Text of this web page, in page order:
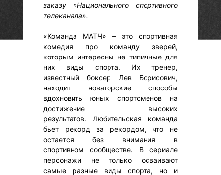
заказу «Национального спортивного
телеканала».
«Команда МАТЧ» – это спортивная
комедия про команду зверей,
которым интересны не типичные для
них виды спорта. Их тренер,
известный боксер Лев Борисович,
находит новаторские способы
вдохновить юных спортсменов на
достижение высоких
результатов. Любительская команда
бьет рекорд за рекордом, что не
остается без внимания в
спортивном сообществе. В сериале
персонажи не только осваивают
самые разные виды спорта, но и